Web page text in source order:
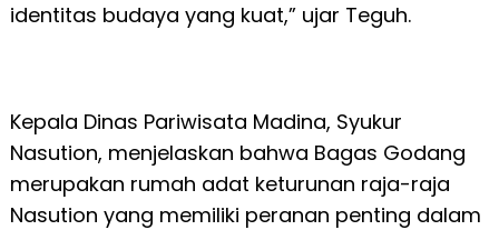
identitas budaya yang kuat,” ujar Teguh.
Kepala Dinas Pariwisata Madina, Syukur
Nasution, menjelaskan bahwa Bagas Godang
merupakan rumah adat keturunan raja-raja
Nasution yang memiliki peranan penting dalam